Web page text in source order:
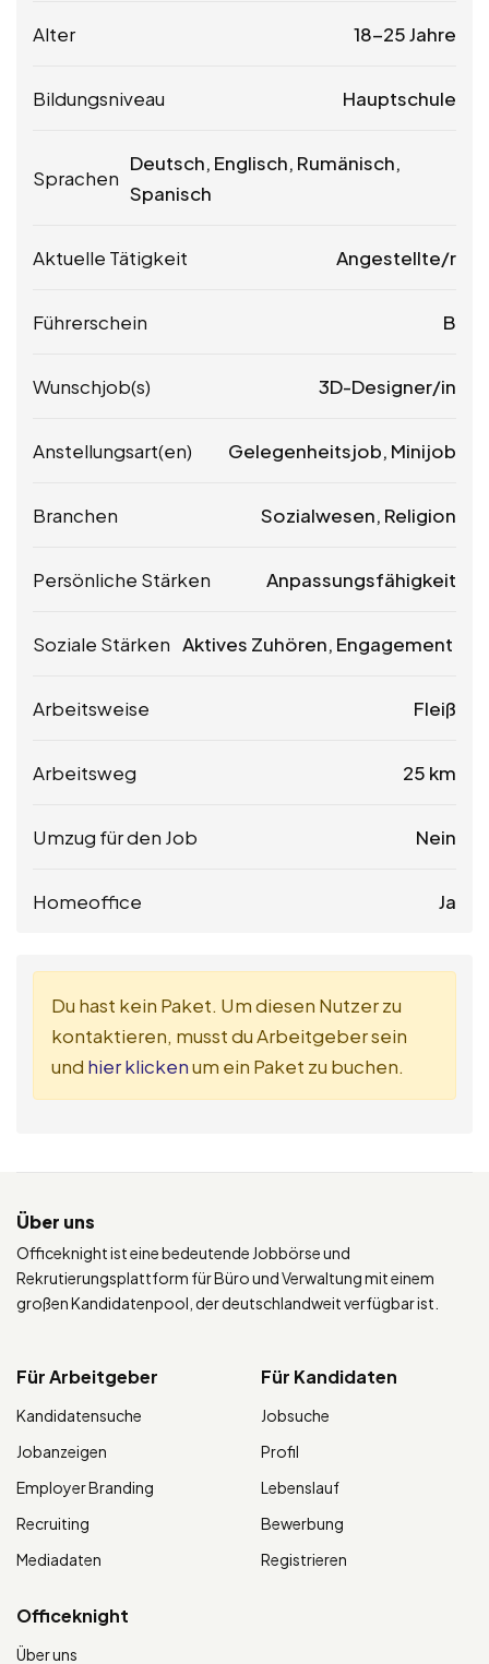
Alter 18-25 Jahre
Bildungsniveau Hauptschule
Sprachen
Deutsch, Englisch, Rumänisch,
Spanisch
Aktuelle Tätigkeit Angestellte/r
Führerschein B
Wunschjob(s) 3D-Designer/in
Anstellungsart(en) Gelegenheitsjob, Minijob
Branchen Sozialwesen, Religion
Persönliche Stärken Anpassungsfähigkeit
Soziale Stärken Aktives Zuhören, Engagement
Arbeitsweise Fleiß
Arbeitsweg 25 km
Umzug für den Job Nein
Homeoffice Ja
Du hast kein Paket. Um diesen Nutzer zu
kontaktieren, musst du Arbeitgeber sein
und hier klickenum ein Paket zu buchen.
Über uns
Officeknight ist eine bedeutende Jobbörse und
Rekrutierungsplattform für Büro und Verwaltung mit einem
großen Kandidatenpool, der deutschlandweit verfügbar ist.
Für Arbeitgeber
Kandidatensuche
Jobanzeigen
Employer Branding
Recruiting
Mediadaten
Für Kandidaten
Jobsuche
Profil
Lebenslauf
Bewerbung
Registrieren
Officeknight
Über uns